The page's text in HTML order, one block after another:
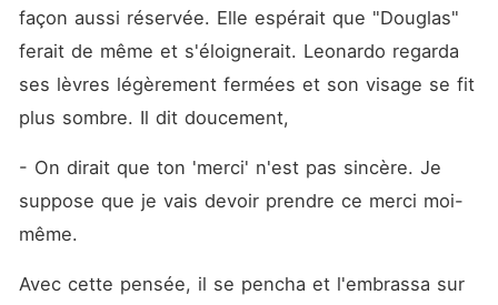
façon aussi réservée. Elle espérait que "Douglas"
ferait de même et s'éloignerait. Leonardo regarda
ses lèvres légèrement fermées et son visage se fit
plus sombre. Il dit doucement,
- On dirait que ton 'merci' n'est pas sincère. Je
suppose que je vais devoir prendre ce merci moi-
même.
Avec cette pensée, il se pencha et l'embrassa sur